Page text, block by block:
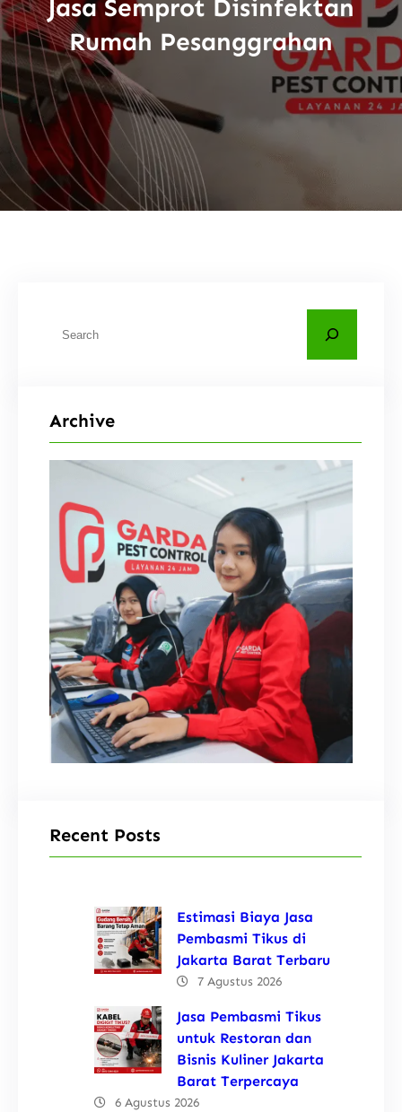
Jasa Semprot Disinfektan
Rumah Pesanggrahan
Archive
Recent Posts
Estimasi Biaya Jasa
Pembasmi Tikus di
Jakarta Barat Terbaru
7 Agustus 2026
Jasa Pembasmi Tikus
untuk Restoran dan
Bisnis Kuliner Jakarta
Barat Terpercaya
6 Agustus 2026